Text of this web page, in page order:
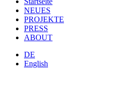
NEUES
PROJEKTE
PRESS
ABOUT
DE
English